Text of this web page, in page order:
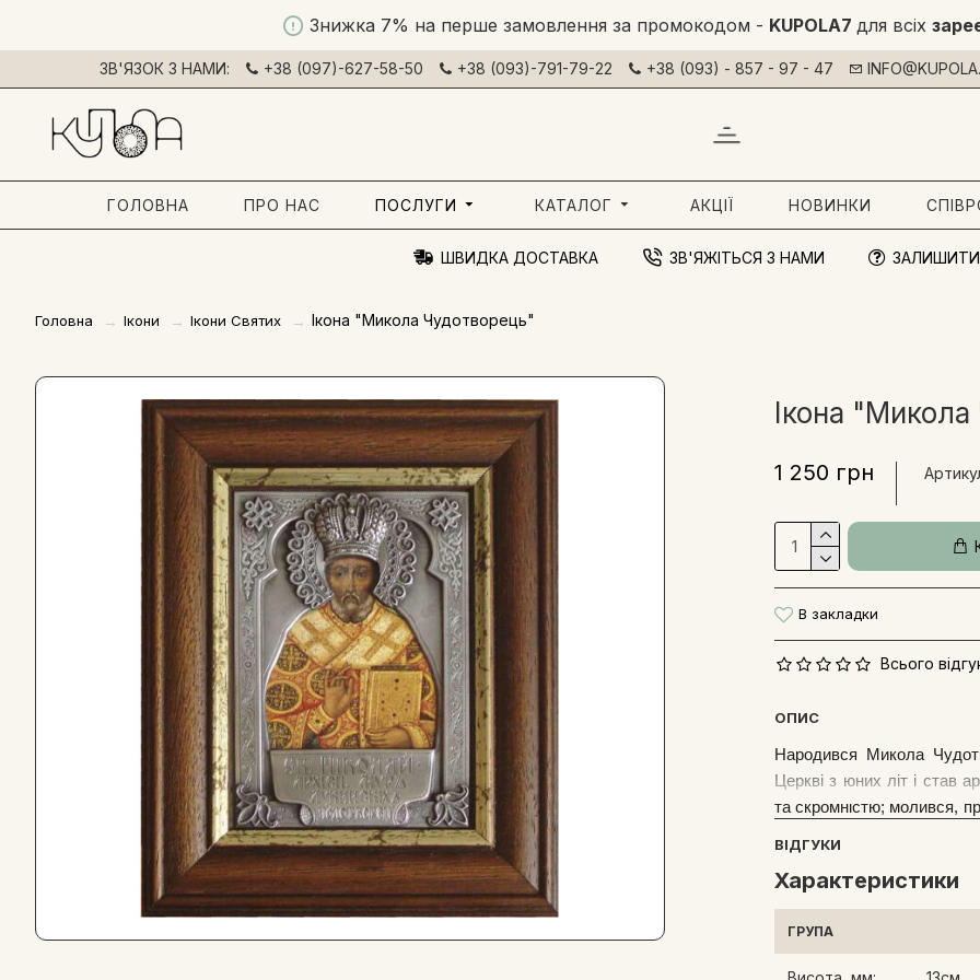
Знижка 7% на перше замовлення за промокодом - KUPOLA7 для всіх
ЗВ'ЯЗОК З НАМИ: +38 (097)-627-58-50 +38 (093)-791-79-22 +38 (093) - 857 - 97 - 47
ГОЛОВНА ПРО НАС ПОСЛУГИ КАТАЛОГ АКЦІЇ НОВИНКИ
ШВИДКА ДОСТАВКА ЗВ'ЯЖІТЬСЯ З НАМИ
Головна Ікони Ікони Святих Ікона "Микола Чудотворець"
Ікона
Всього
1 250 грн
В закладки
ОПИС
Народився Микола
Церкві з юних літ і став
та скромністю; молився,
та старим, здоровим та
стражденних. У
християнський світ
виховання дітей, про
злиднів і бідності, про
ВІДГУКИ
Характеристики
ГРУПА